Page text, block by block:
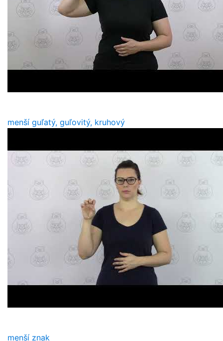
menší guľatý, guľovitý, kruhový
menší znak